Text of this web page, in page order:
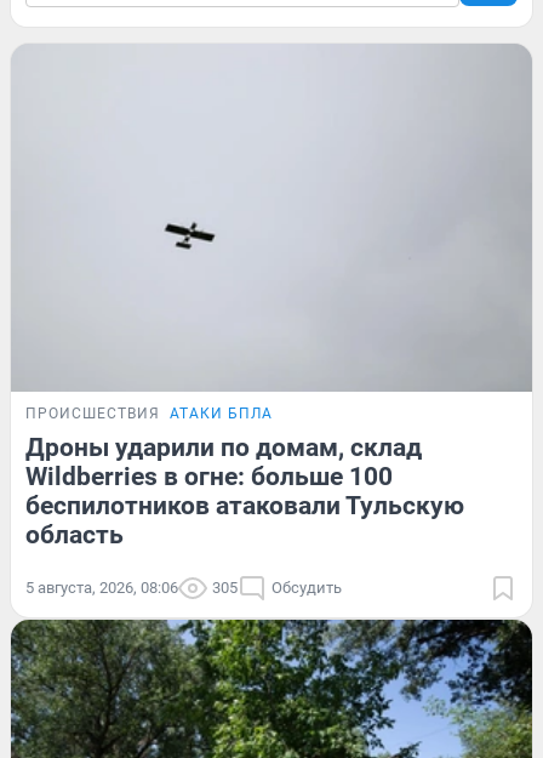
ПРОИСШЕСТВИЯ АТАКИ БПЛА
Дроны ударили по домам, склад
Wildberries в огне: больше 100
беспилотников атаковали Тульскую
область
5 августа, 2026, 08:06 305 Обсудить